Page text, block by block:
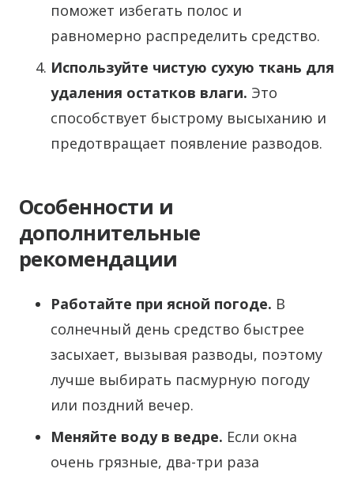
поможет избегать полос и
равномерно распределить средство.
Используйте чистую сухую ткань для
удаления остатков влаги. Это
способствует быстрому высыханию и
предотвращает появление разводов.
Особенности и
дополнительные
рекомендации
Работайте при ясной погоде. В
солнечный день средство быстрее
засыхает, вызывая разводы, поэтому
лучше выбирать пасмурную погоду
или поздний вечер.
Меняйте воду в ведре. Если окна
очень грязные, два-три раза